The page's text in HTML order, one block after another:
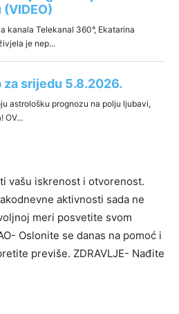
vašu iskrenost i otvorenost.
aktivnosti sada ne
meri posvetite svom
Oslonite se danas na pomoć i
previše. ZDRAVLJE- Nađite